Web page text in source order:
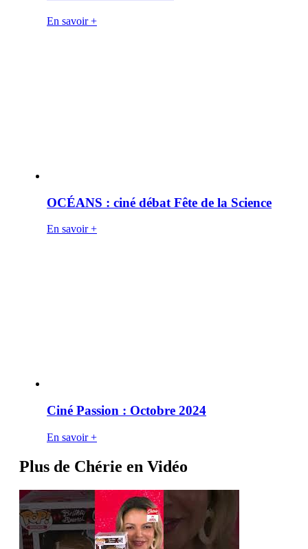
En savoir +
OCÉANS : ciné débat Fête de la Science
En savoir +
Ciné Passion : Octobre 2024
En savoir +
Plus de Chérie en Vidéo